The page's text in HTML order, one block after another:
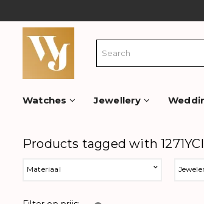
Watches Jewellery
Products tagged with 1271YCI
Materiaal